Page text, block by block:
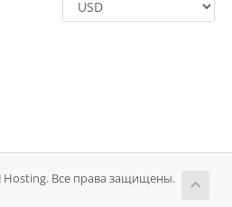
Hosting. Все права защищены.